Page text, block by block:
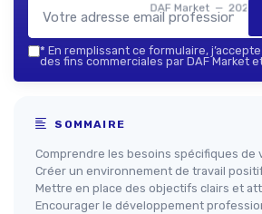
DAF Market — 2026
* En remplissant ce formulaire,
des fins commerciales par DAF Market
SOMMAIRE
Comprendre les besoins spécifiques de
Créer un environnement de travail
Mettre en place des objectifs clairs et
Encourager le développement